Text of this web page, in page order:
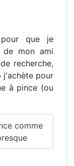
que je
mon ami
recherche,
j'achète pour
à pince (ou
comme